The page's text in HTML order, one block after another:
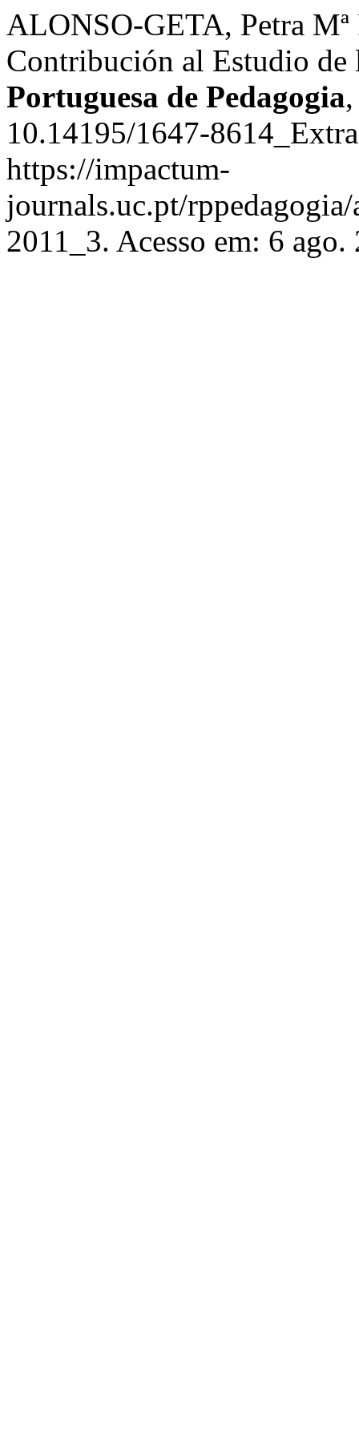
ALONSO-GETA, Petra
Contribución al Estudio
Portuguesa de Pedagogia
10.14195/1647-
https://impactum-
journals.uc.pt/
2011_3. Acesso em: 6 ago.